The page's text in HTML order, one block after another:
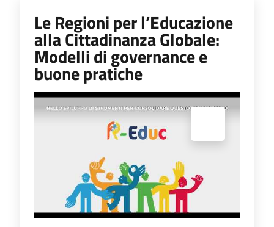
Le Regioni per l’Educazione
alla Cittadinanza Globale:
Modelli di governance e
buone pratiche
Espandi popup